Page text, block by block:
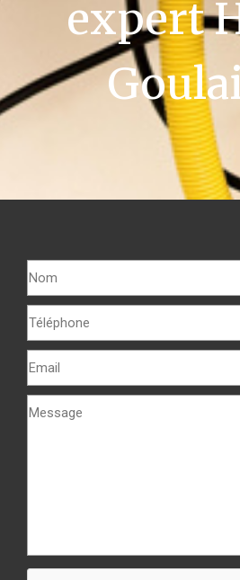
expert